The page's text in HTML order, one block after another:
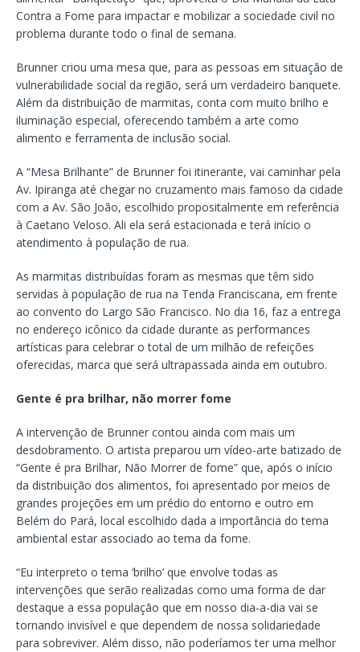
Contra a Fome para impactar e mobilizar a sociedade civil no
problema durante todo o final de semana.
Brunner criou uma mesa que, para as pessoas em situação de
vulnerabilidade social da região, será um verdadeiro banquete.
Além da distribuição de marmitas, conta com muito brilho e
iluminação especial, oferecendo também a arte como
alimento e ferramenta de inclusão social.
A “Mesa Brilhante” de Brunner foi itinerante, vai caminhar pela
Av. Ipiranga até chegar no cruzamento mais famoso da cidade
com a Av. São João, escolhido propositalmente em referência
à Caetano Veloso. Ali ela será estacionada e terá início o
atendimento à população de rua.
As marmitas distribuídas foram as mesmas que têm sido
servidas à população de rua na Tenda Franciscana, em frente
ao convento do Largo São Francisco. No dia 16, faz a entrega
no endereço icônico da cidade durante as performances
artísticas para celebrar o total de um milhão de refeições
oferecidas, marca que será ultrapassada ainda em outubro.
Gente é pra brilhar, não morrer fome
A intervenção de Brunner contou ainda com mais um
desdobramento. O artista preparou um vídeo-arte batizado de
“Gente é pra Brilhar, Não Morrer de fome” que, após o início
da distribuição dos alimentos, foi apresentado por meios de
grandes projeções em um prédio do entorno e outro em
Belém do Pará, local escolhido dada a importância do tema
ambiental estar associado ao tema da fome.
“Eu interpreto o tema ‘brilho’ que envolve todas as
intervenções que serão realizadas como uma forma de dar
destaque a essa população que em nosso dia-a-dia vai se
tornando invisível e que dependem de nossa solidariedade
para sobreviver. Além disso, não poderíamos ter uma melhor